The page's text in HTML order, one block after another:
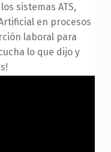
sistemas ATS,
en procesos
laboral para
lo que dijo y